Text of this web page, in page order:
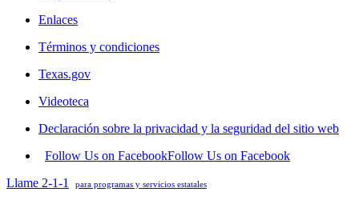
Enlaces
Términos y condiciones
Texas.gov
Videoteca
Declaración sobre la privacidad y la seguridad del sitio web
Follow Us on FacebookFollow Us on Facebook
Llame 2-1-1
para programas y servicios estatales